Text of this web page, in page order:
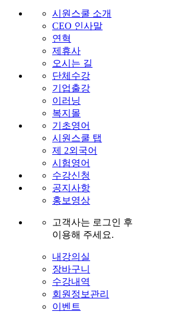
시원스쿨 소개
CEO 인사말
연혁
제휴사
오시는 길
단체수강
기업출강
이러닝
복지몰
기초영어
시원스쿨 탭
제 2외국어
시험영어
수강신청
공지사항
홍보영상
고객사는 로그인 후
이용해 주세요.
내강의실
장바구니
수강내역
회원정보관리
이벤트